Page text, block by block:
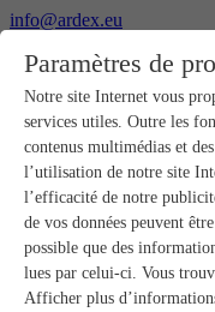
info@ardex.eu
Français
Produits
Aperçu des
Gros-œuvre
Pose de chape
Primaires et
Enduits de
Étanchéités
Mortiers-
Paramètres de
Notre site Internet vous
services utiles. Outre les
contenus multimédias et
l’utilisation de notre site
l’efficacité de notre
de vos données peuvent
possible que des
lues par celui-ci. Vous
Afficher plus